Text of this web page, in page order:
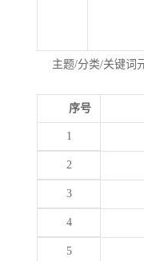
主题/分类/关键词
序号
1
2
3
4
5